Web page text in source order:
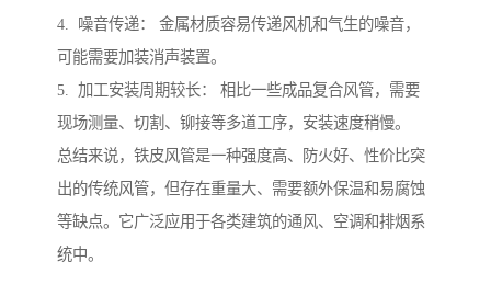
4. 噪音传递： 金属材质容易传递风机和气生的噪音，
可能需要加装消声装置。
5. 加工安装周期较长： 相比一些成品复合风管，需要
现场测量、切割、铆接等多道工序，安装速度稍慢。
总结来说，铁皮风管是一种强度高、防火好、性价比突
出的传统风管，但存在重量大、需要额外保温和易腐蚀
等缺点。它广泛应用于各类建筑的通风、空调和排烟系
统中。